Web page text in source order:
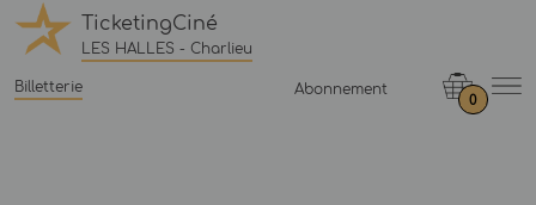
TicketingCiné
LES HALLES - Charlieu
Billetterie Abonnement
0